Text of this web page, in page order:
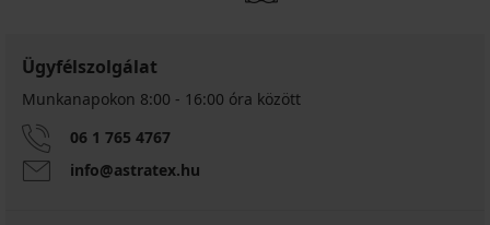
Ügyfélszolgálat
Munkanapokon 8:00 - 16:00 óra között
06 1 765 4767
info@astratex.hu